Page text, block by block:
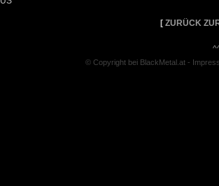
[ ZURÜCK
© Copyright bei BlackMetal.at -